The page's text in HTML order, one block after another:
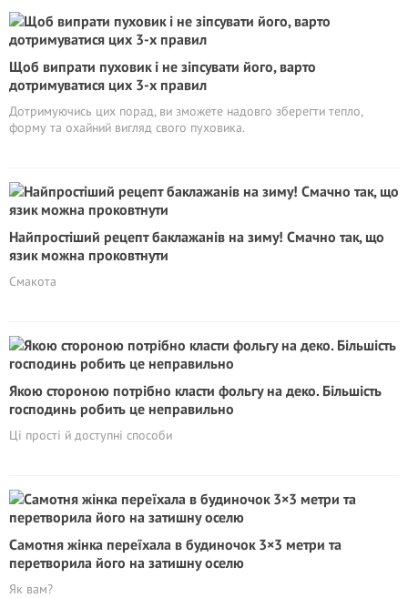
Щоб випрати пуховик і не зіпсувати його, варто
дотримуватися цих 3-х правил
Дотримуючись цих порад, ви зможете надовго зберегти тепло,
форму та охайний вигляд свого пуховика.
Найпростіший рецепт баклажанів на зиму! Смачно так, що
язик можна проковтнути
Смакота
Якою стороною потрібно класти фольгу на деко. Більшість
господинь робить це неправильно
Ці прості й доступні способи
Самотня жінка переїхала в будиночок 3×3 метри та
перетворила його на затишну оселю
Як вам?